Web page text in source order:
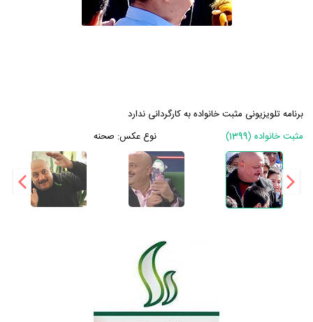
برنامه تلویزیونی مثبت خانواده به کارگردانی ندارد
مثبت خانواده (1399)
نوع عکس: صحنه